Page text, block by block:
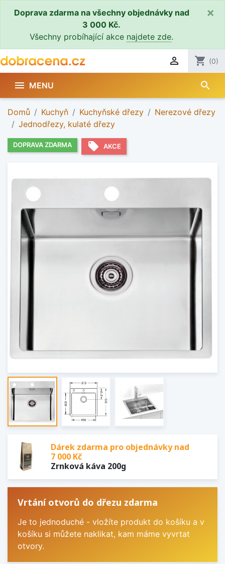
Doprava zdarma na všechny objednávky nad
3 000 Kč.
Všechny probíhající akce najdete zde.
×
 shopping_cart (0)
 MENU search
Domů Kuchyň Kuchyňské dřezy
Nerezové dřezy
Jednodřezy, kulaté dřezy
DOPRAVA ZDARMA local_offer AKCE
Dárek zdarma pro objednávky nad
7 000 Kč
Zrnková káva 200g
Vrtání otvorů do dřezu zdarma
Je to jednoduché - vložíte produkt do košíku a v
košíku si můžete naklikat, kam máme vyvrtat
otvory.